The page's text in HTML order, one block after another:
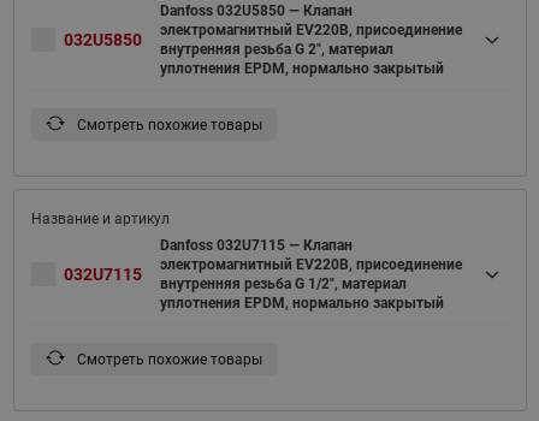
032U5850
Danfoss 032U5850 — Клапан
электромагнитный EV220B, присоединение
внутренняя резьба G 2", материал
уплотнения EPDM, нормально закрытый
Смотреть похожие товары
032U7115
Danfoss 032U7115 — Клапан
электромагнитный EV220B, присоединение
внутренняя резьба G 1/2", материал
уплотнения EPDM, нормально закрытый
Смотреть похожие товары